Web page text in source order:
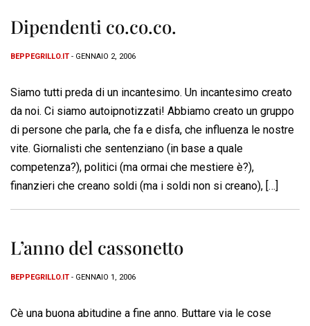
Dipendenti co.co.co.
BEPPEGRILLO.IT - GENNAIO 2, 2006
Siamo tutti preda di un incantesimo. Un incantesimo creato
da noi. Ci siamo autoipnotizzati! Abbiamo creato un gruppo
di persone che parla, che fa e disfa, che influenza le nostre
vite. Giornalisti che sentenziano (in base a quale
competenza?), politici (ma ormai che mestiere è?),
finanzieri che creano soldi (ma i soldi non si creano), […]
L’anno del cassonetto
BEPPEGRILLO.IT - GENNAIO 1, 2006
Cè una buona abitudine a fine anno. Buttare via le cose